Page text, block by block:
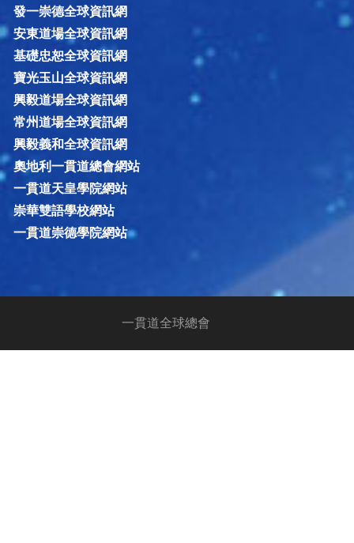
發一崇德全球資訊網
安東道場全球資訊網
基礎忠恕全球資訊網
寶光玉山全球資訊網
興毅道場全球資訊網
常州道場全球資訊網
興毅義和全球資訊網
奧地利一貫道總會網站
一貫道天皇學院網站
崇華雙語學校網站
一貫道崇德學院網站
一貫道全球總會